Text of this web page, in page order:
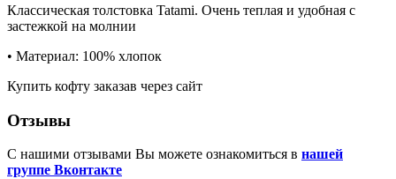
Классическая толстовка Tatami. Очень теплая и удобная с
застежкой на молнии
• Материал: 100% хлопок
Купить кофту заказав через сайт
Отзывы
С нашими отзывами Вы можете ознакомиться в нашей
группе Вконтакте